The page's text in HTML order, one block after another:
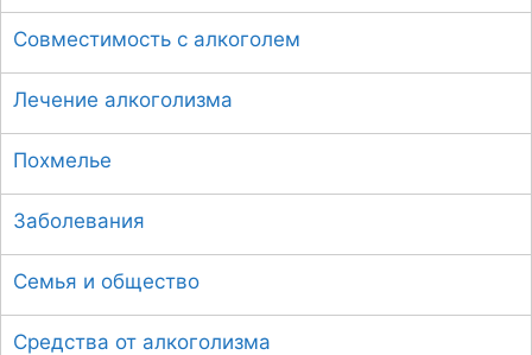
:
Совместимость с алкоголем
Лечение алкоголизма
Похмелье
Заболевания
Семья и общество
Средства от алкоголизма